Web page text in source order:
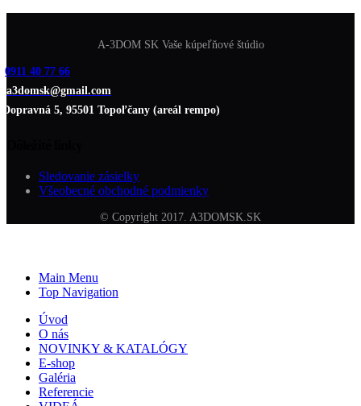
A-3DOM SK Vaše kúpeľňové štúdio
0911 40 77 66
a3domsk@gmail.com
Dopravná 5, 95501 Topoľčany (areál rempo)
Sledovanie zásielky
Všeobecné obchodné podmienky
© Copyright 2017. A3DOMSK.SK
Main Menu
Top Navigation
Úvod
O nás
NOVINKY & KATALÓGY
E-shop
Galéria
Referencie